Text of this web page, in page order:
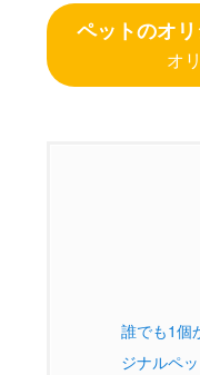
ペットのオ
オ
誰でも1個
ジナルペ